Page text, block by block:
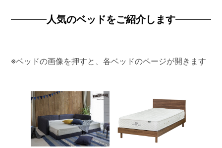
人気のベッドをご紹介します
※ベッドの画像を押すと、各ベッドのページが開きます